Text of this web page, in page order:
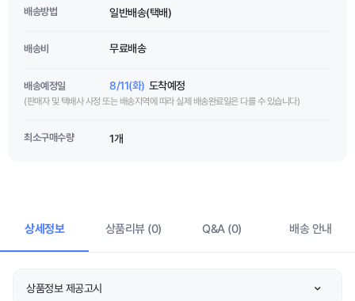
배송방법 일반배송(택배)
배송비 무료배송
배송예정일 8/11(화) 도착예정
(판매자 및 택배사 사정 또는 배송지역에 따라 실제 배송완료일은 다를 수 있습니다)
최소구매수량 1개
상세정보 상품리뷰 (0) Q&A (0) 배송 안내
상품정보 제공고시